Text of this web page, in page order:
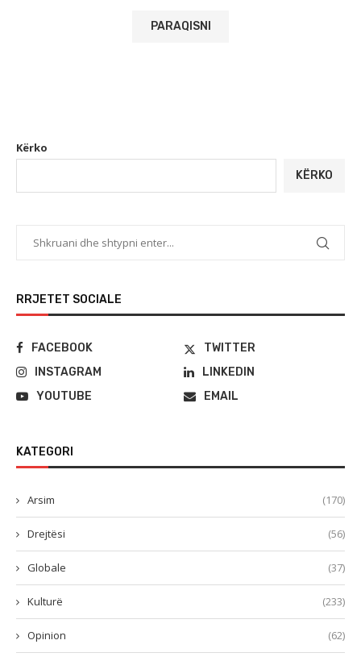
Kërko
KËRKO
RRJETET SOCIALE
FACEBOOK
TWITTER
INSTAGRAM
LINKEDIN
YOUTUBE
EMAIL
KATEGORI
Arsim (170)
Drejtësi (56)
Globale (37)
Kulturë (233)
Opinion (62)